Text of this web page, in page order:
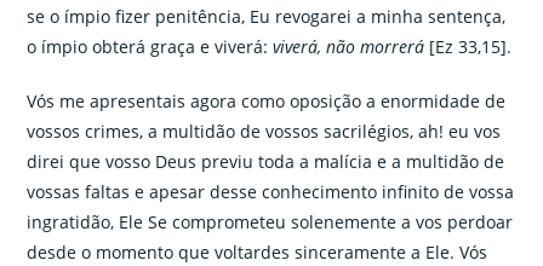
se o ímpio fizer penitência, Eu revogarei a minha sentença,
o ímpio obterá graça e viverá:viverá, não morrerá [Ez 33,15].
Vós me apresentais agora como oposição a enormidade de
vossos crimes, a multidão de vossos sacrilégios, ah! eu vos
direi que vosso Deus previu toda a malícia e a multidão de
vossas faltas e apesar desse conhecimento infinito de vossa
ingratidão, Ele Se comprometeu solenemente a vos perdoar
desde o momento que voltardes sinceramente a Ele. Vós